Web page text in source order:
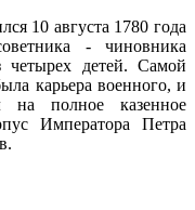
10 августа 1780 года
- чиновника
детей. Самой
карьера военного, и
полное казенное
Императора Петра